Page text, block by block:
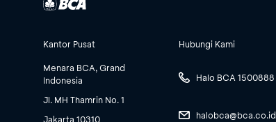
Kantor Pusat
Menara BCA, Grand
Indonesia
Jl. MH Thamrin No. 1
Jakarta 10310
Hubungi Kami
Halo BCA 1500888
halobca@bca.co.id